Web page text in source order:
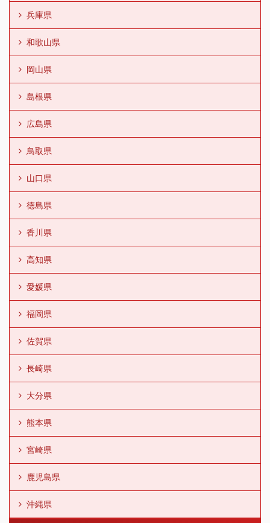
兵庫県
和歌山県
岡山県
島根県
広島県
鳥取県
山口県
徳島県
香川県
高知県
愛媛県
福岡県
佐賀県
長崎県
大分県
熊本県
宮崎県
鹿児島県
沖縄県